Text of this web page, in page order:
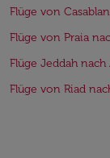
Flüge von
Flüge von Praia
Flüge Jeddah
Flüge von Riad